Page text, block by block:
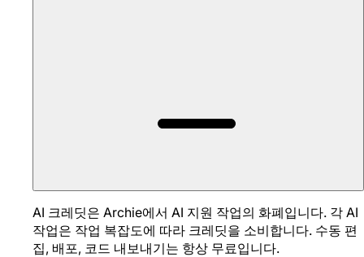
AI 크레딧은 Archie에서 AI 지원 작업의 화폐입니다. 각 AI
작업은 작업 복잡도에 따라 크레딧을 소비합니다. 수동 편
집, 배포, 코드 내보내기는 항상 무료입니다.